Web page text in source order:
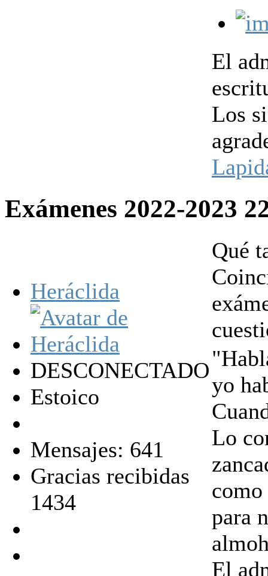
El
Los
Exámenes 2022-2023
Heráclida
DESCONECTADO
Estoico
Mensajes: 641
Gracias recibidas
1434
Qué
yo
Lo
como
para
El